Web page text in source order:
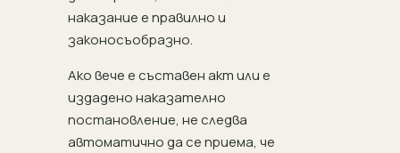
наказание е правилно и
законосъобразно.
Ако вече е съставен акт или е
издадено наказателно
постановление, не следва
автоматично да се приема, че